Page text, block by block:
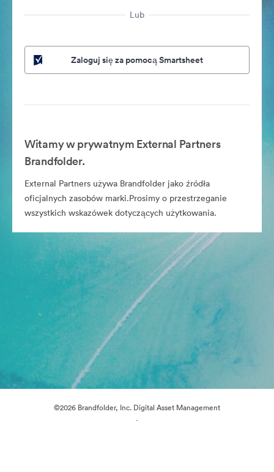
Lub
Zaloguj się za pomocą Smartsheet
Witamy w prywatnym External Partners
Brandfolder.
External Partners używa Brandfolder jako źródła
oficjalnych zasobów marki.Prosimy o przestrzeganie
wszystkich wskazówek dotyczących użytkowania.
©2026 Brandfolder, Inc. Digital Asset Management
·